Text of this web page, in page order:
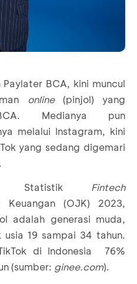
BCA, kini muncul
online(pinjol) yang
Medianya pun
melalui Instagram, kini
yang sedang digemari
Statistik Fintech
(OJK) 2023,
adalah generasi muda,
19 sampai 34 tahun.
di Indonesia 76%
(sumber: ginee.com).